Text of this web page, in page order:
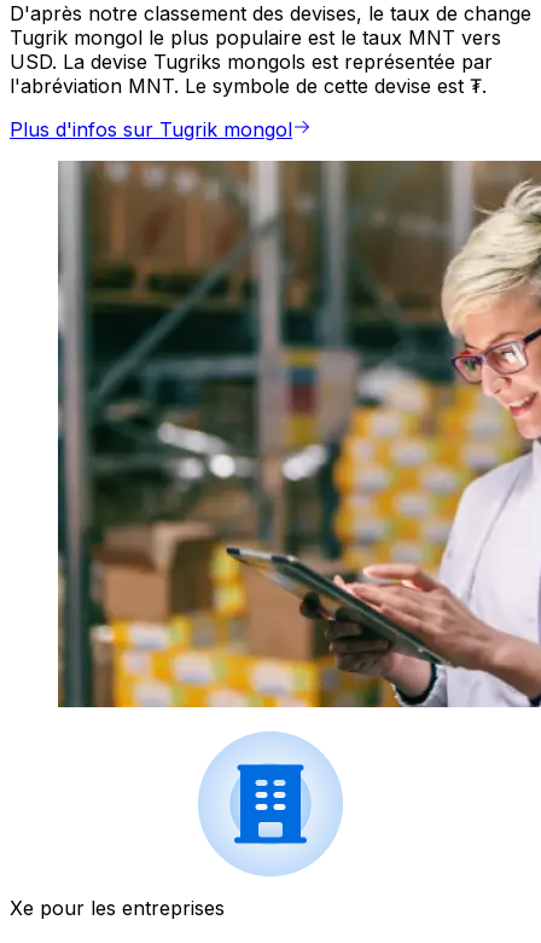
D'après notre classement des devises, le taux de change
Tugrik mongol le plus populaire est le taux MNT vers
USD. La devise Tugriks mongols est représentée par
l'abréviation MNT. Le symbole de cette devise est ₮.
Plus d'infos sur Tugrik mongol
Xe pour les entreprises